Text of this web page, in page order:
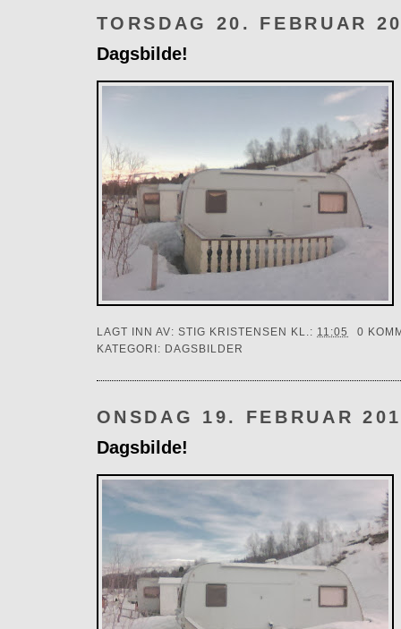
TORSDAG 20. FEBRUAR
Dagsbilde!
LAGT INN AV: STIG KRISTENSEN KL.: 11:05
0
KATEGORI: DAGSBILDER
ONSDAG 19. FEBRUAR
Dagsbilde!